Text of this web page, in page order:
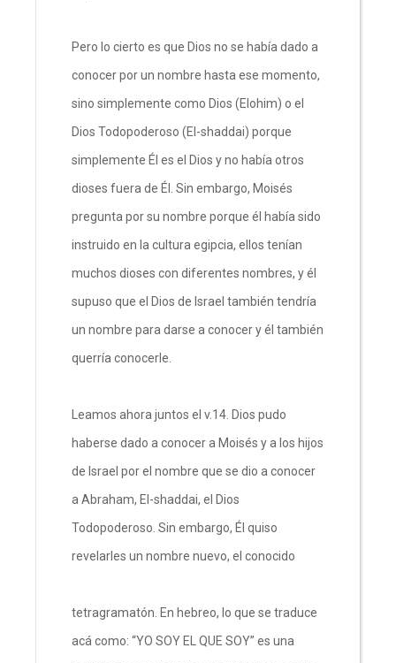
Pero lo cierto es que Dios no se había dado a
conocer por un nombre hasta ese momento,
sino simplemente como Dios (Elohim) o el
Dios Todopoderoso (El-shaddai) porque
simplemente Él es el Dios y no había otros
dioses fuera de Él. Sin embargo, Moisés
pregunta por su nombre porque él había sido
instruido en la cultura egipcia, ellos tenían
muchos dioses con diferentes nombres, y él
supuso que el Dios de Israel también tendría
un nombre para darse a conocer y él también
querría conocerle.
Leamos ahora juntos el v.14. Dios pudo
haberse dado a conocer a Moisés y a los hijos
de Israel por el nombre que se dio a conocer
a Abraham, El-shaddai, el Dios
Todopoderoso. Sin embargo, Él quiso
revelarles un nombre nuevo, el conocido
tetragramatón. En hebreo, lo que se traduce
acá como: “YO SOY EL QUE SOY” es una